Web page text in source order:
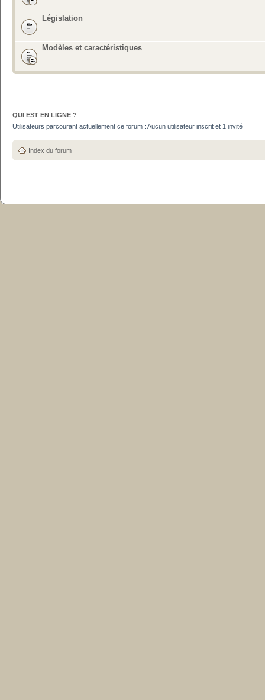
Législation
Modèles et caractéristiques
QUI EST EN LIGNE ?
Utilisateurs parcourant actuellement ce forum : Aucun utilisateur inscrit et 1 invité
Index du forum